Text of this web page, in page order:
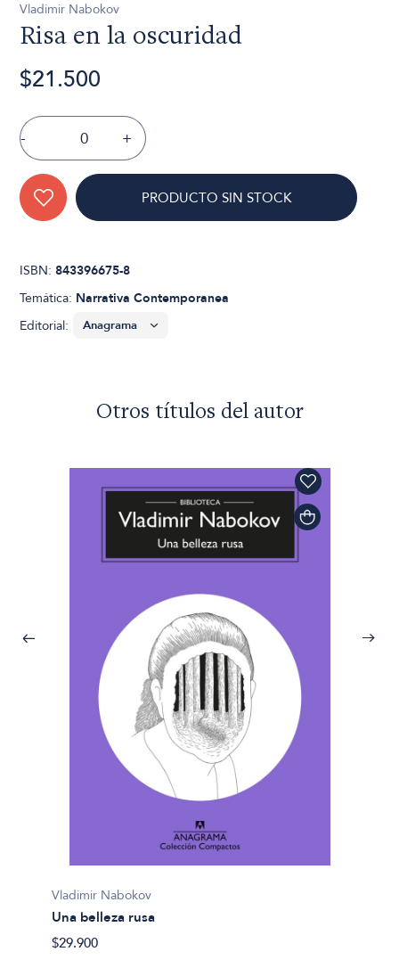
Vladimir Nabokov
Risa en la oscuridad
$21.500
- +
PRODUCTO SIN STOCK
ISBN:843396675-8
Temática: Narrativa Contemporanea
Editorial:
Otros títulos del autor
Vladimir Nabokov
Una belleza rusa
$29.900